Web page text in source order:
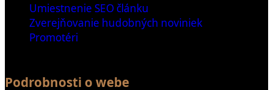
Umiestnenie SEO článku
Zverejňovanie hudobných noviniek
Promotéri
Podrobnosti o webe